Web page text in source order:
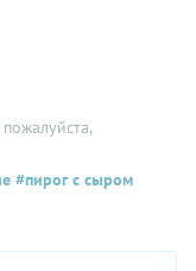
#пирог с сыром